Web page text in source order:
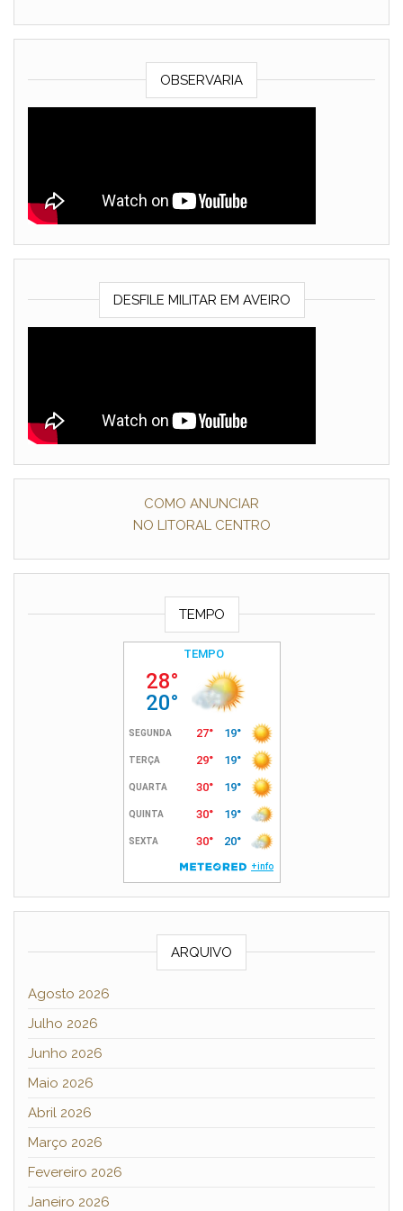
OBSERVARIA
DESFILE MILITAR EM AVEIRO
COMO ANUNCIAR
NO LITORAL CENTRO
TEMPO
ARQUIVO
Agosto 2026
Julho 2026
Junho 2026
Maio 2026
Abril 2026
Março 2026
Fevereiro 2026
Janeiro 2026